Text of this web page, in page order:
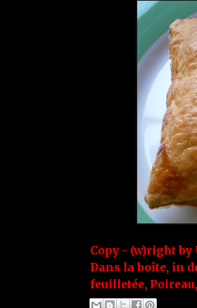
Copy - (w)right by
Dans la boîte, in
feuilletée, Poireau,